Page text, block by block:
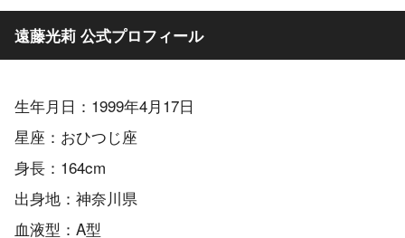
遠藤光莉 公式プロフィール
生年月日：1999年4月17日
星座：おひつじ座
身長：164cm
出身地：神奈川県
血液型：A型